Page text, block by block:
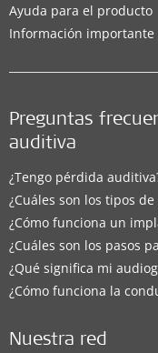
Ayuda para el producto
Información importante
Preguntas
auditiva
¿Tengo pérdida
¿Cuáles son los tipos
¿Cómo funciona un
¿Cuáles son los pasos
¿Qué significa mi
¿Cómo funciona la
Nuestra red